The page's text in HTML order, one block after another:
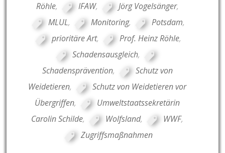
Röhle, IFAW, Jörg Vogelsänger,
MLUL, Monitoring, Potsdam,
prioritäre Art, Prof. Heinz Röhle,
Schadensausgleich,
Schadensprävention,
Schutz von
Weidetieren,
Schutz von Weidetieren vor
Übergriffen,
Umweltstaatssekretärin
Carolin Schilde, Wolfsland, WWF,
Zugriffsmaßnahmen